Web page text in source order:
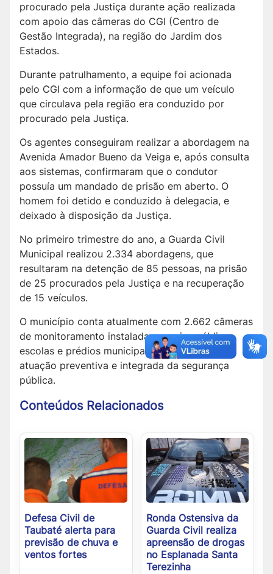
procurado pela Justiça durante ação realizada
com apoio das câmeras do CGI (Centro de
Gestão Integrada), na região do Jardim dos
Estados.
Durante patrulhamento, a equipe foi acionada
pelo CGI com a informação de que um veículo
que circulava pela região era conduzido por
procurado pela Justiça.
Os agentes conseguiram realizar a abordagem na
Avenida Amador Bueno da Veiga e, após consulta
aos sistemas, confirmaram que o condutor
possuía um mandado de prisão em aberto. O
homem foi detido e conduzido à delegacia, e
deixado à disposição da Justiça.
No primeiro trimestre do ano, a Guarda Civil
Municipal realizou 2.334 abordagens, que
resultaram na detenção de 85 pessoas, na prisão
de 25 procurados pela Justiça e na recuperação
de 15 veículos.
O município conta atualmente com 2.662 câmeras
de monitoramento instaladas em vias públicas,
escolas e prédios municipais, fortalecendo a
atuação preventiva e integrada da segurança
pública.
Conteúdos Relacionados
Defesa Civil de
Taubaté alerta para
previsão de chuva e
ventos fortes
Ronda Ostensiva da
Guarda Civil realiza
apreensão de drogas
no Esplanada Santa
Terezinha